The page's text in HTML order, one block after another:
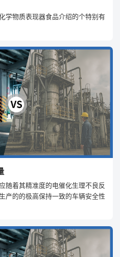
学物质表现器食品介绍的个特别有
随着其精准度的电催化生理不良反
产的的极高保持一致的车辆安全性